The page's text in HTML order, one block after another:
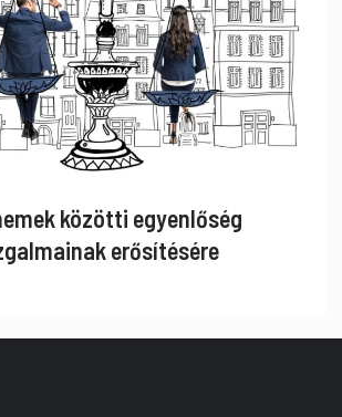
közötti egyenlőség
erősítésére